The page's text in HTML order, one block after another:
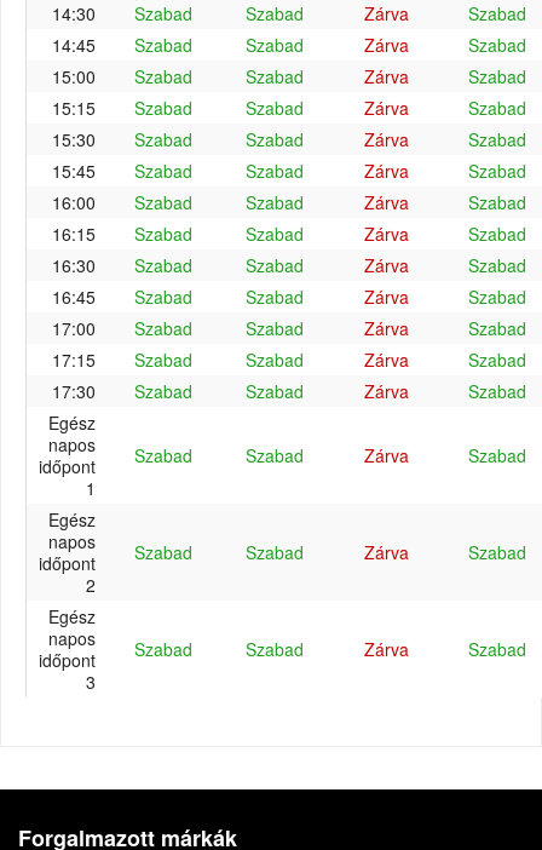
14:30
Szabad Szabad Zárva
Szabad
14:45
Szabad Szabad Zárva
Szabad
15:00
Szabad Szabad Zárva
Szabad
15:15
Szabad Szabad Zárva
Szabad
15:30
Szabad Szabad Zárva
Szabad
15:45
Szabad Szabad Zárva
Szabad
16:00
Szabad Szabad Zárva
Szabad
16:15
Szabad Szabad Zárva
Szabad
16:30
Szabad Szabad Zárva
Szabad
16:45
Szabad Szabad Zárva
Szabad
17:00
Szabad Szabad Zárva
Szabad
17:15
Szabad Szabad Zárva
Szabad
17:30
Szabad Szabad Zárva
Szabad
Egész
napos
időpont
1
Szabad Szabad Zárva Szabad
Egész
napos
időpont
2
Szabad Szabad Zárva Szabad
Egész
napos
időpont
3
Szabad Szabad Zárva Szabad
Forgalmazott márkák